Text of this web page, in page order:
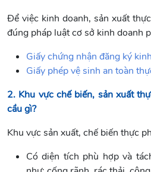
Để việc kinh doanh, sản xuất
đúng pháp luật cơ sở kinh doanh
Giấy chứng nhận đăng ký
Giấy phép vệ sinh an toàn
2. Khu vực chế biến, sản xuất
cầu gì?
Khu vực sản xuất, chế biến thực
Có diện tích phù hợp và